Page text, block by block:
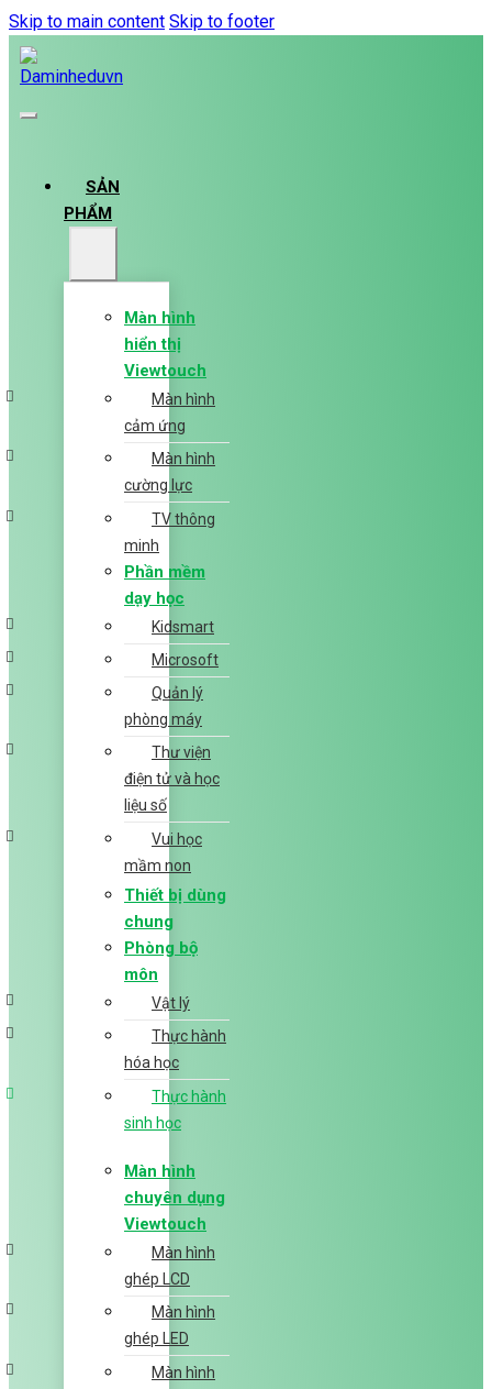
Skip to main content Skip to footer
SẢN
PHẨM
Màn hình
hiển thị
Viewtouch
Màn hình
cảm ứng
Màn hình
cường lực
TV thông
minh
Phần mềm
dạy học
Kidsmart
Microsoft
Quản lý
phòng máy
Thư viện
điện tử và học
liệu số
Vui học
mầm non
Thiết bị dùng
chung
Phòng bộ
môn
Vật lý
Thực hành
hóa học
Thực hành
sinh học
Màn hình
chuyên dụng
Viewtouch
Màn hình
ghép LCD
Màn hình
ghép LED
Màn hình